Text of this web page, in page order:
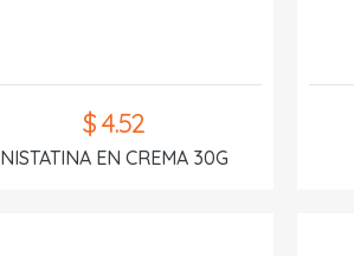
$ 4.52
NISTATINA EN CREMA 30G